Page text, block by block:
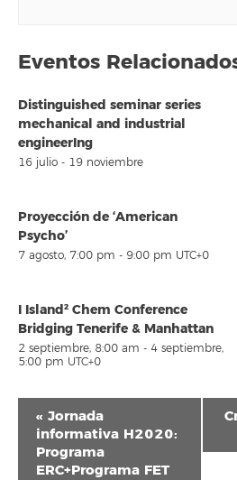
Eventos
Distinguished seminar series
mechanical and industrial
engineerIng
16 julio - 19 noviembre
Proyección de ‘American
Psycho’
7 agosto, 7:00 pm - 9:00 pm UTC+0
I Island² Chem Conference
Bridging Tenerife & Manhattan
2 septiembre, 8:00 am - 4 septiembre,
5:00 pm UTC+0
Navegación
del
Evento
« Jornada
informativa H2020:
Programa
ERC+Programa FET